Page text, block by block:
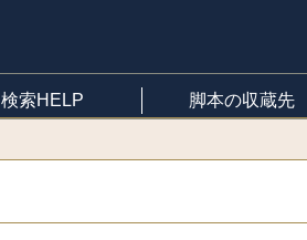
検索HELP 脚本の収蔵先